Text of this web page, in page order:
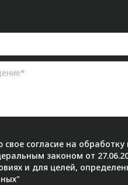
свое согласие на обработку
законом от
и для целей,